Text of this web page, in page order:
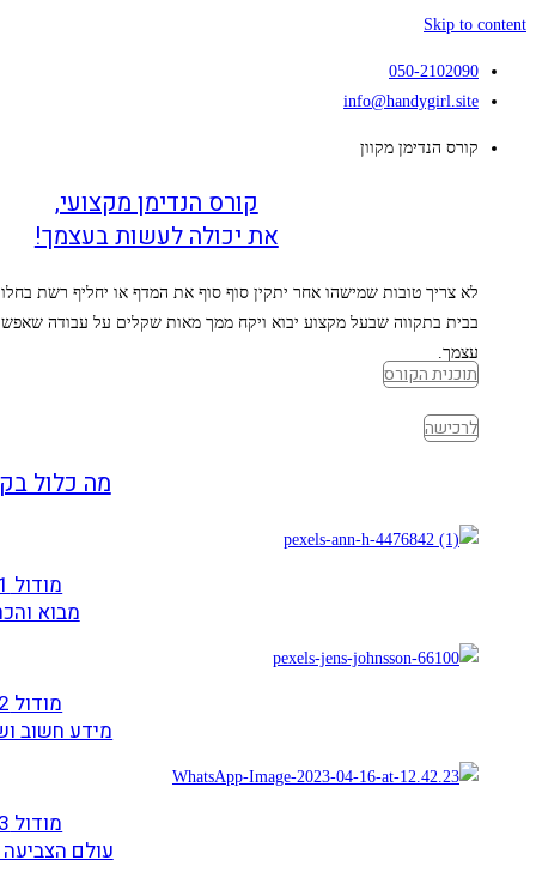
Skip to content
050-2102090
info@handygirl.site
קורס הנדימן מקוון
קורס הנדימן מקצועי,
את יכולה לעשות בעצמך!
לא צריך טובות שמישהו אחר יתקין סוף סוף את המדף או יחליף רשת
בבית בתקווה שבעל מקצוע יבוא ויקח ממך מאות שקלים על עבודה
עצמך.
תוכנית הקורס
לרכישה
מה כלול
מודול 1
מבוא
מודול 2
מידע חשוב
מודול 3
עולם